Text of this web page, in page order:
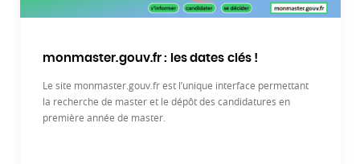
monmaster.gouv.fr : les dates clés !
Le site monmaster.gouv.fr est l’unique interface permettant
la recherche de master et le dépôt des candidatures en
première année de master.